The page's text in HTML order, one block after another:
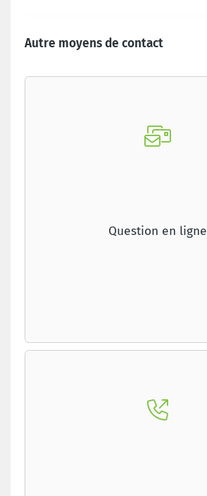
Autre moyens de contact
Question en ligne